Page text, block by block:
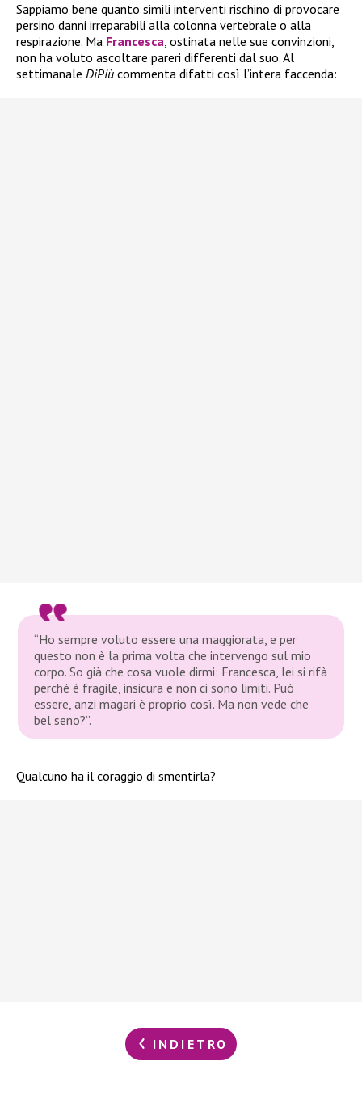
Sappiamo bene quanto simili interventi rischino di provocare
persino danni irreparabili alla colonna vertebrale o alla
respirazione. Ma Francesca, ostinata nelle sue convinzioni,
non ha voluto ascoltare pareri differenti dal suo. Al
settimanale DiPiù commenta difatti così l’intera faccenda:
“Ho sempre voluto essere una maggiorata, e per
questo non è la prima volta che intervengo sul mio
corpo. So già che cosa vuole dirmi: Francesca, lei si rifà
perché è fragile, insicura e non ci sono limiti. Può
essere, anzi magari è proprio così. Ma non vede che
bel seno?”.
Qualcuno ha il coraggio di smentirla?
INDIETRO